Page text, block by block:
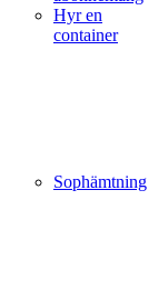
Hyr en
container
Sophämtning